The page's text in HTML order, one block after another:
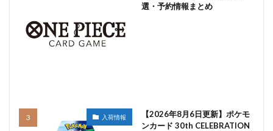
選・予約情報まとめ
入荷情報
【2026年8月6日更新】ポケモ
ンカード 30th CELEBRATION